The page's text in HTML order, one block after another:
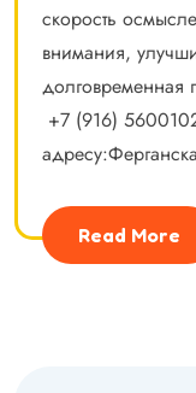
скорость
внимания,
долговременная
+7 (916)
Read More